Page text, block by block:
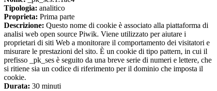
Tipologia: analitico
Proprieta: Prima parte
Descrizione: Questo nome di cookie è associato alla piattaforma di
analisi web open source Piwik. Viene utilizzato per aiutare i
proprietari di siti Web a monitorare il comportamento dei visitatori e
misurare le prestazioni del sito. È un cookie di tipo pattern, in cui il
prefisso _pk_ses è seguito da una breve serie di numeri e lettere, che
si ritiene sia un codice di riferimento per il dominio che imposta il
cookie.
Durata: 30 minuti